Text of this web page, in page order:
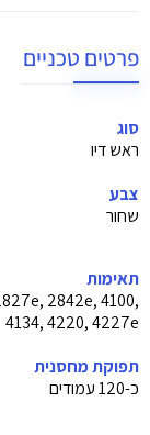
פרטים טכניים
סוג
ראש דיו
צבע
שחור
תאימות
2842e, 4100,
4134, 4220, 4227e
תפוקת מחסנית
כ-120 עמודים